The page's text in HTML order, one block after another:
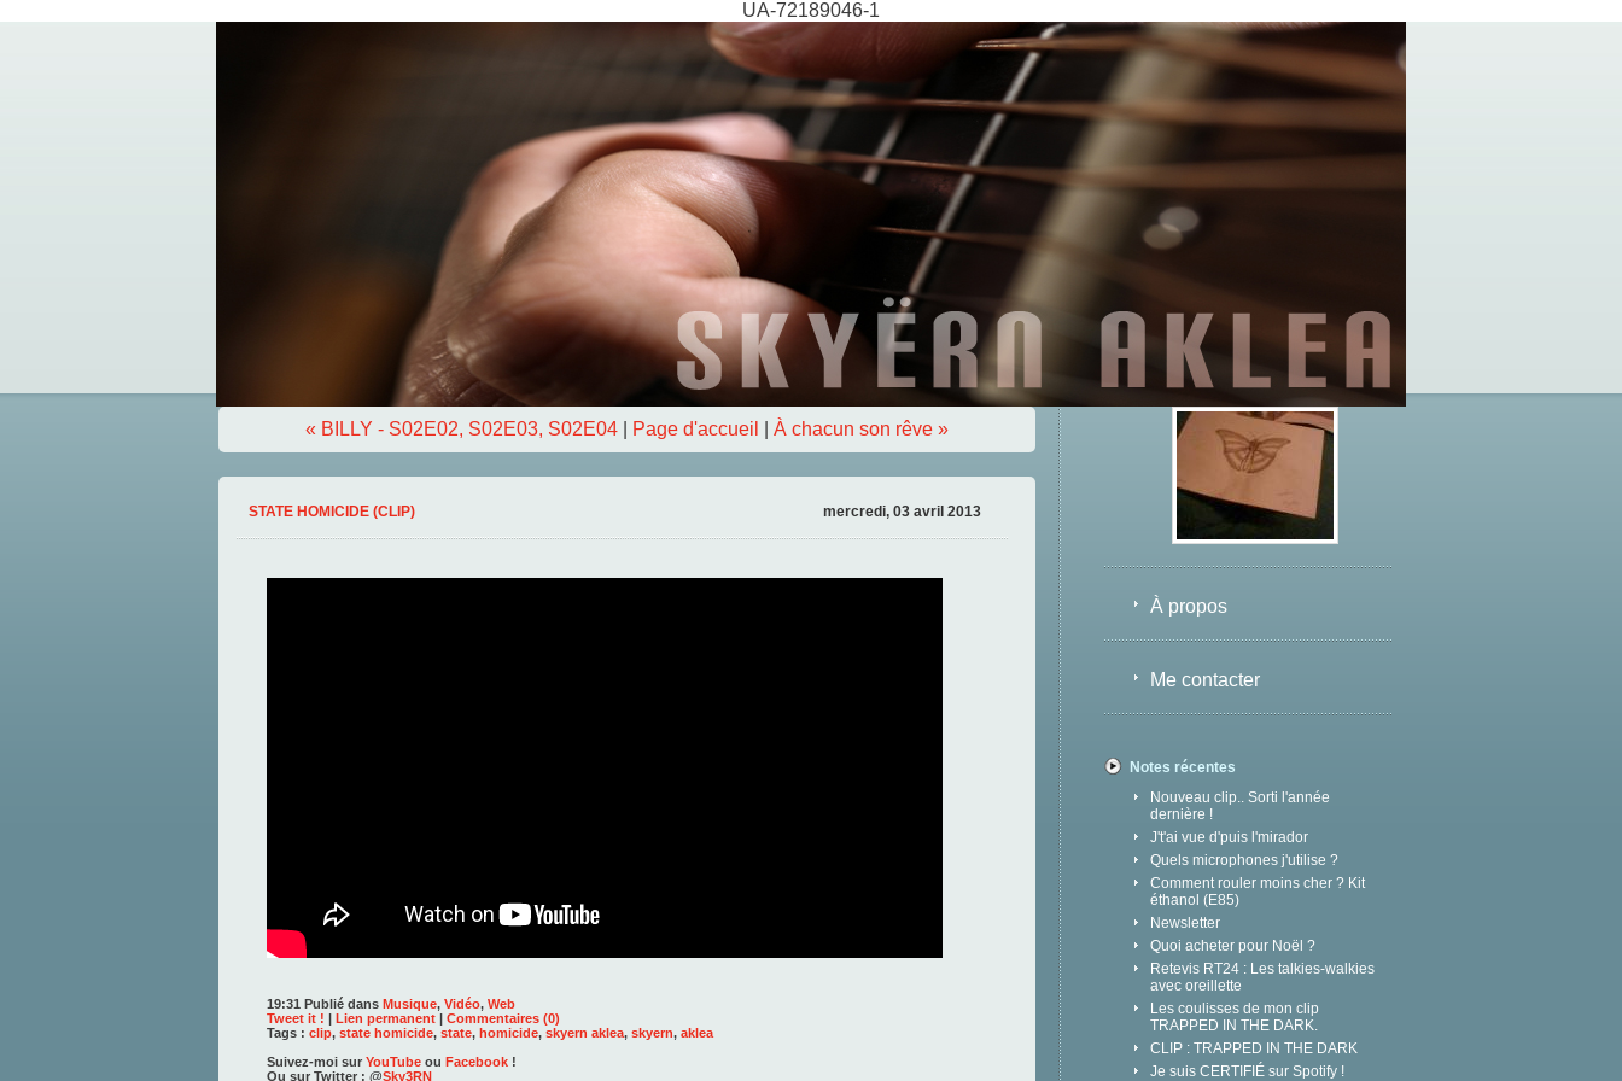
UA-72189046-1
À propos
Me contacter
Notes récentes
Nouveau clip.. Sorti l'année
dernière !
J't'ai vue d'puis l'mirador
Quels microphones j'utilise ?
Comment rouler moins cher ? Kit
éthanol (E85)
Newsletter
Quoi acheter pour Noël ?
Retevis RT24 : Les talkies-walkies
avec oreillette
Les coulisses de mon clip
TRAPPED IN THE DARK.
CLIP : TRAPPED IN THE DARK
Je suis CERTIFIÉ sur Spotify !
« BILLY - S02E02, S02E03, S02E04 Page d'accueil À chacun son rêve »
mercredi, 03 avril 2013
STATE HOMICIDE (CLIP)
19:31 Publié dans Musique, Vidéo, Web
Tweet it ! | Lien permanent | Commentaires (0)
Tags : clip, state homicide, state, homicide, skyern aklea, skyern, aklea
Suivez-moi sur YouTube ou Facebook !
Ou sur Twitter : @Sky3RN